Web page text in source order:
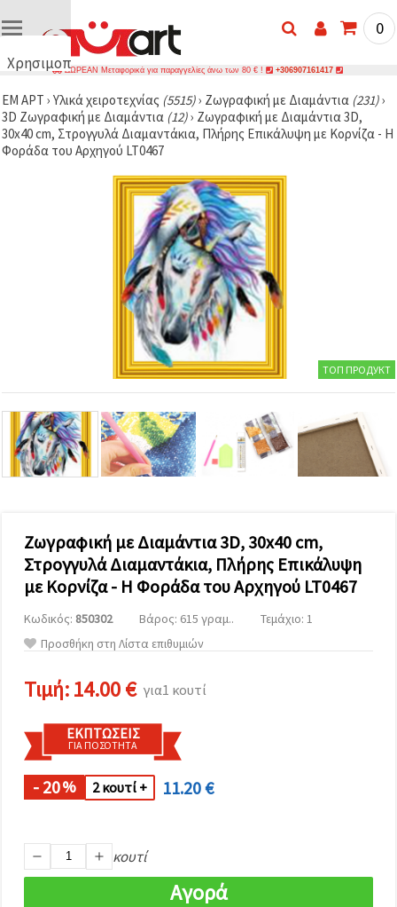
Χρησιμοποιούμε
🍪
Χρησιμοποιούμε
cookies και
παρόμοιες
την
και να
προβάλλουμε
πιο σχετικό
περιεχόμενο
και
των
συνεργατών
μας για
αναλύσεις
μάρκετινγκ.
Μπορείτε
χρησιμοποιήσετε
cookies
κάνοντας
κλικ στον
καθορίστε
επιλέγοντας
0
ΔΩΡΕΑΝ Μεταφορικά για παραγγελίες άνω των 80 € ! +306907161417
ΕΜ ΑΡΤ › Υλικά χειροτεχνίας (5515)› Ζωγραφική με Διαμάντια (231)›
3D Ζωγραφική με Διαμάντια (12)› Ζωγραφική με Διαμάντια 3D,
30x40 cm, Στρογγυλά Διαμαντάκια, Πλήρης Επικάλυψη με Κορνίζα - Η
Φοράδα του Αρχηγού LT0467
ТОП ПРОДУКТ
Ζωγραφική με Διαμάντια 3D, 30x40 cm,
Στρογγυλά Διαμαντάκια, Πλήρης Επικάλυψη
με Κορνίζα - Η Φοράδα του Αρχηγού LT0467
Κωδικός: 850302 Βάρος: 615 γραμ..
Τεμάχιο: 1
Προσθήκη στη Λίστα επιθυμιών
Τιμή:14.00 € για1 κουτί
ΕΚΠΤΏΣΕΙΣ
ΓΙΑ ΠΟΣΌΤΗΤΑ
- 20% 2 κουτί + 11.20 €
κουτί
Αγορά